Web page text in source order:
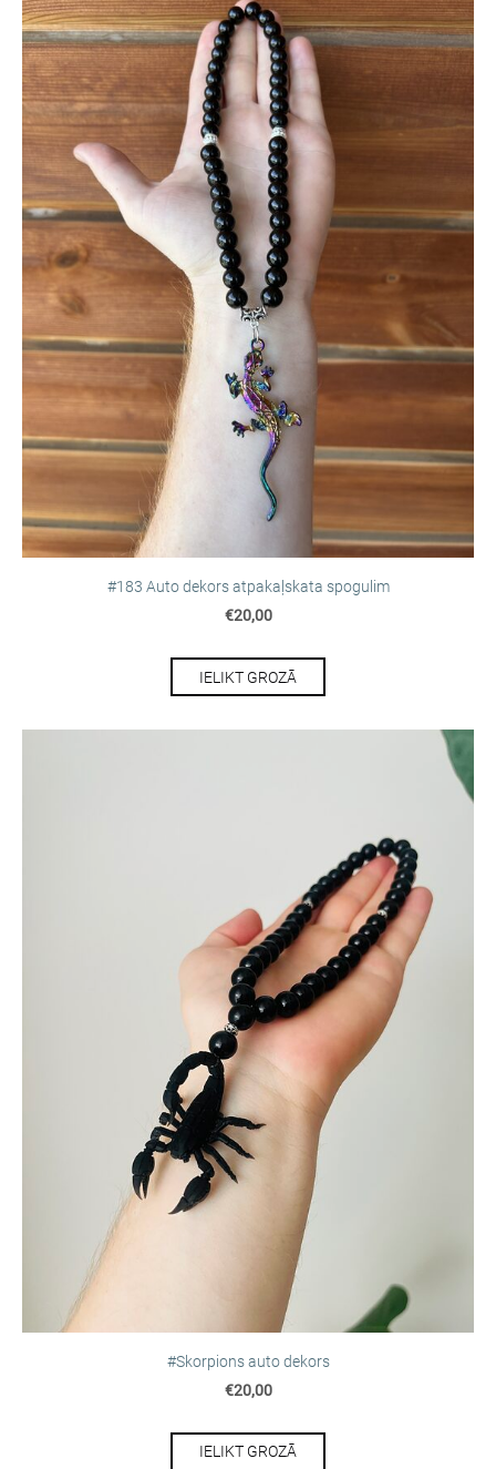
#183 Auto dekors atpakaļskata spogulim
€20,00
IELIKT GROZĀ
#Skorpions auto dekors
€20,00
IELIKT GROZĀ